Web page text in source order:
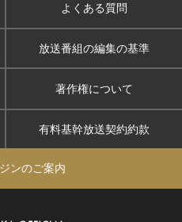
よくある質問
放送番組の編集の基準
著作権について
有料基幹放送契約約款
ンのご案内